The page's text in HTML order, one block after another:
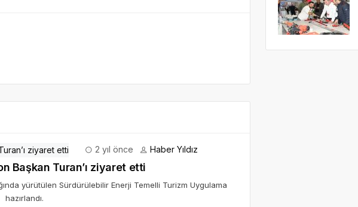
2 yıl önce Haber Yıldız
Birleşmiş Milletler Temsilcisi Louisa Vinton Başkan Turan’ı ziyaret etti
yürütülen Sürdürülebilir Enerji Temelli Turizm Uygulama